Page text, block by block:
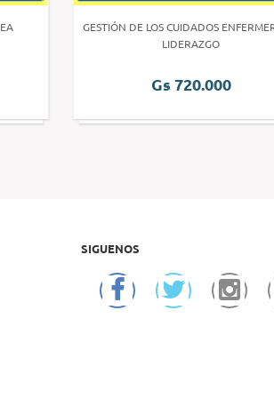
GESTIÓN DE LOS CUIDADOS
LIDERAZGO
Gs 720.000
SIGUENOS